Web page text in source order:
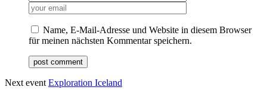
Name, E-Mail-Adresse und Website in diesem Browser
für meinen nächsten Kommentar speichern.
Next event Exploration Iceland